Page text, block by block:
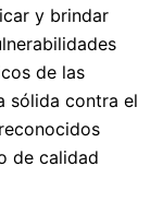
y brindar
de las
sólida contra el
de calidad